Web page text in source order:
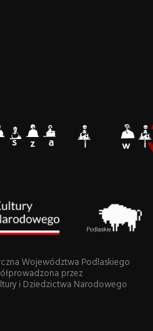
Województwa Podlaskiego
przez
i Dziedzictwa Narodowego